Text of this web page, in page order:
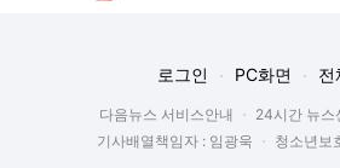
로그인 PC화면 전
다음뉴스 서비스안내 24시간 뉴스
기사배열책임자 : 임광욱
청소년보